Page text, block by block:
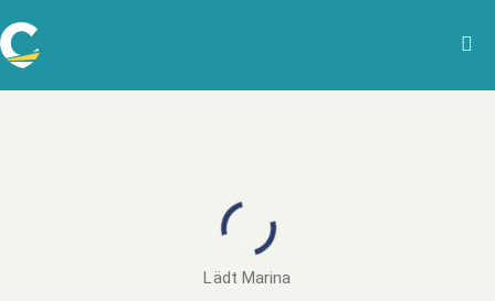
Lädt Marina